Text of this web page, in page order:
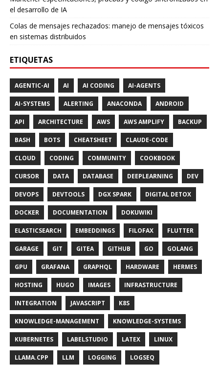
el desarrollo de IA
Colas de mensajes rechazados: manejo de mensajes tóxicos
en sistemas distribuidos
ETIQUETAS
AGENTIC-AI AI AI CODING AI-AGENTS
AI-SYSTEMS ALERTING ANACONDA ANDROID
API ARCHITECTURE AWS AWS AMPLIFY BACKUP
BASH BOTS CHEATSHEET CLAUDE-CODE
CLOUD CODING COMMUNITY COOKBOOK
CURSOR DATA DATABASE DEEPLEARNING DEV
DEVOPS DEVTOOLS DGX SPARK DIGITAL DETOX
DOCKER DOCUMENTATION DOKUWIKI
ELASTICSEARCH EMBEDDINGS FILOFAX FLUTTER
GARAGE GIT GITEA GITHUB GO GOLANG
GPU GRAFANA GRAPHQL HARDWARE HERMES
HOSTING HUGO IMAGES INFRASTRUCTURE
INTEGRATION JAVASCRIPT K8S
KNOWLEDGE-MANAGEMENT KNOWLEDGE-SYSTEMS
KUBERNETES LABELSTUDIO LATEX LINUX
LLAMA.CPP LLM LOGGING LOGSEQ